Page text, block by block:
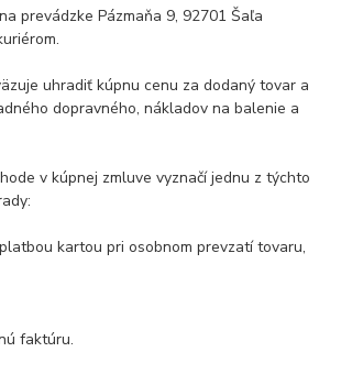
prevádzke Pázmaňa 9, 92701 Šaľa
uhradiť kúpnu cenu za dodaný tovar a
dopravného, nákladov na balenie a
v kúpnej zmluve vyznačí jednu z týchto
kartou pri osobnom prevzatí tovaru,
faktúru.